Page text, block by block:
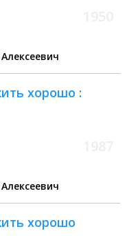
хорошо :
хорошо